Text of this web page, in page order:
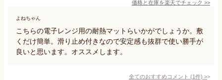
価格と在庫を楽天でチェック >>
よねちゃん
こちらの電子レンジ用の耐熱マットらいかがでしょうか。敷
くだけ簡単。滑り止め付きなので安定感も抜群で使い勝手が
良いと思います。オススメします。
全てのおすすめコメント (1件) >